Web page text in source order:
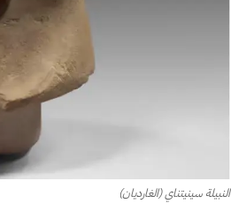
النبيلة سينيتناي (الغارديان)